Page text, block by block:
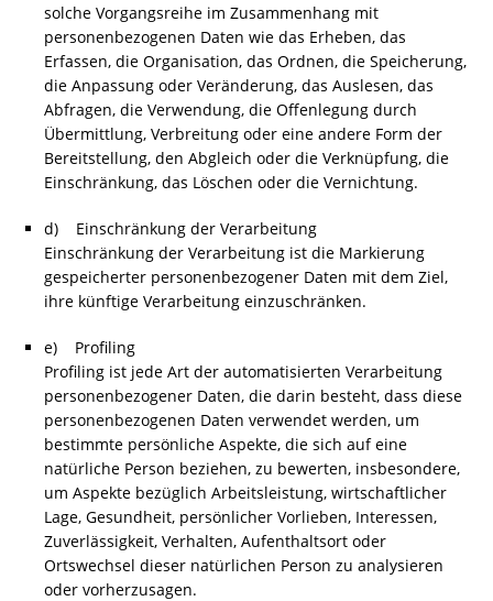
solche Vorgangsreihe im Zusammenhang mit
personenbezogenen Daten wie das Erheben, das
Erfassen, die Organisation, das Ordnen, die Speicherung,
die Anpassung oder Veränderung, das Auslesen, das
Abfragen, die Verwendung, die Offenlegung durch
Übermittlung, Verbreitung oder eine andere Form der
Bereitstellung, den Abgleich oder die Verknüpfung, die
Einschränkung, das Löschen oder die Vernichtung.
d) Einschränkung der Verarbeitung
Einschränkung der Verarbeitung ist die Markierung
gespeicherter personenbezogener Daten mit dem Ziel,
ihre künftige Verarbeitung einzuschränken.
e) Profiling
Profiling ist jede Art der automatisierten Verarbeitung
personenbezogener Daten, die darin besteht, dass diese
personenbezogenen Daten verwendet werden, um
bestimmte persönliche Aspekte, die sich auf eine
natürliche Person beziehen, zu bewerten, insbesondere,
um Aspekte bezüglich Arbeitsleistung, wirtschaftlicher
Lage, Gesundheit, persönlicher Vorlieben, Interessen,
Zuverlässigkeit, Verhalten, Aufenthaltsort oder
Ortswechsel dieser natürlichen Person zu analysieren
oder vorherzusagen.